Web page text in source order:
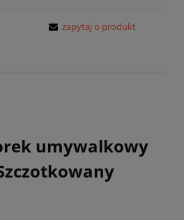
zapytaj o produkt
umywalkowy